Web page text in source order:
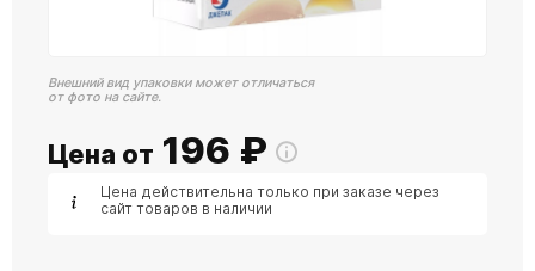
Внешний вид упаковки может отличаться
от фото на сайте.
Цена от 196 ₽
Цена действительна только при заказе через
сайт товаров в наличии